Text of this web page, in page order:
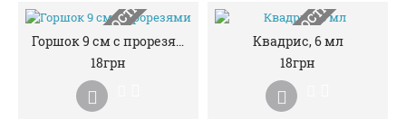
НЕМАЄ В НАЯВНОСТІ
Горшок 9 см с прорезями
18грн
НЕМАЄ В НАЯВНОСТІ
Квадрис, 6 мл
18грн